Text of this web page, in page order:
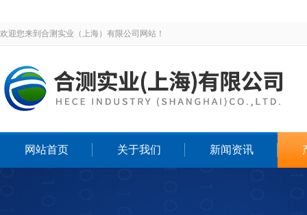
欢迎您来到合测实业（上海）有限公司网站！
网站首页 关于我们 新闻资讯